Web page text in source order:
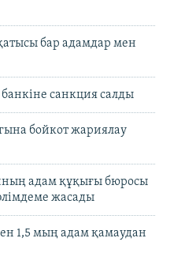
бар адамдар мен
санкция салды
бойкот жариялау
адам құқығы бюросы
жасады
1,5 мың адам қамаудан